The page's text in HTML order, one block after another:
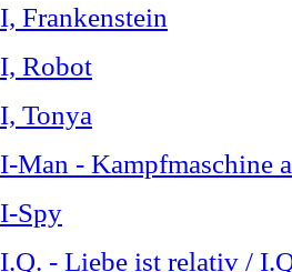
I, Frankenstein
I, Robot
I, Tonya
I-Man - Kampfmaschine
I-Spy
I.Q. - Liebe ist relativ /